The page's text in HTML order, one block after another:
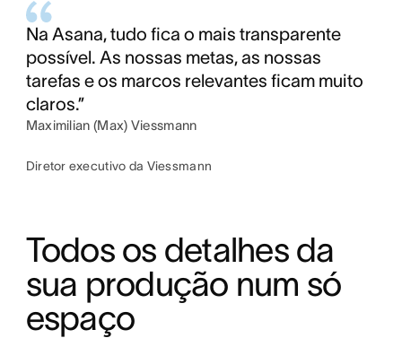
Na Asana, tudo fica o mais transparente
possível. As nossas metas, as nossas
tarefas e os marcos relevantes ficam muito
claros.”
Maximilian (Max) Viessmann
Diretor executivo da Viessmann
Todos os detalhes da
sua produção num só
espaço